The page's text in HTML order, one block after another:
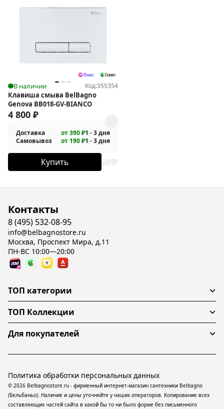
В наличии Код:355354
Клавиша смыва BelBagno
Genova BB018-GV-BIANCO
4 800 ₽
Доставка от 390 ₽1 - 3 дня
Самовывоз
от 190 ₽1 - 3 дня
Купить
Контакты
8 (495) 532-08-95
info@belbagnostore.ru
Москва, Проспект Мира, д.11
ПН-ВС 10:00—20:00
ТОП категории
ТОП Коллекции
Для покупателей
© 2026 Belbagnostore.ru - фирменный интернет-магазин сантехники Belbagno
(Бельбаньо). Наличие и цены уточняйте у наших операторов. Копирование всех
составляющих частей сайта в какой бы то ни было форме без письменного
Политика обработки персональных данных